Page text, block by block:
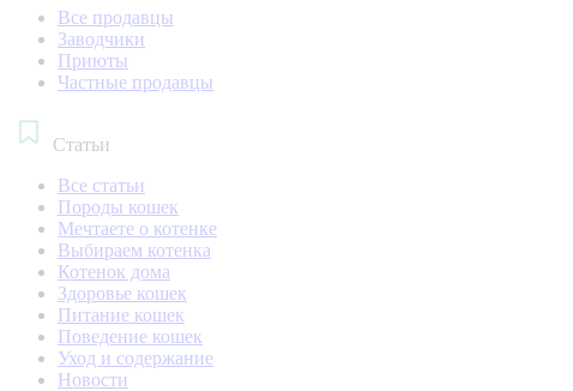
Все продавцы
Заводчики
Приюты
Частные продавцы
Статьи
Все статьи
Породы кошек
Мечтаете о котенке
Выбираем котенка
Котенок дома
Здоровье кошек
Питание кошек
Поведение кошек
Уход и содержание
Новости